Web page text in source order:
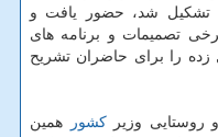
تشكیل شد، حضور یافت و
تصمیمات و برنامه های
را برای حاضران تشریح
روستایی وزیركشور
همین